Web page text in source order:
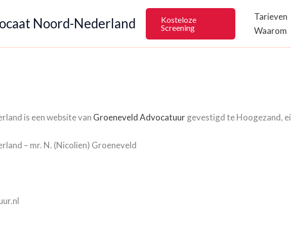
Noord-Nederland
Kosteloze
Screening
Tarieven
Waarom
is een website van Groeneveld Advocatuurgevestigd te Hoogezand,
– mr. N. (Nicolien) Groeneveld